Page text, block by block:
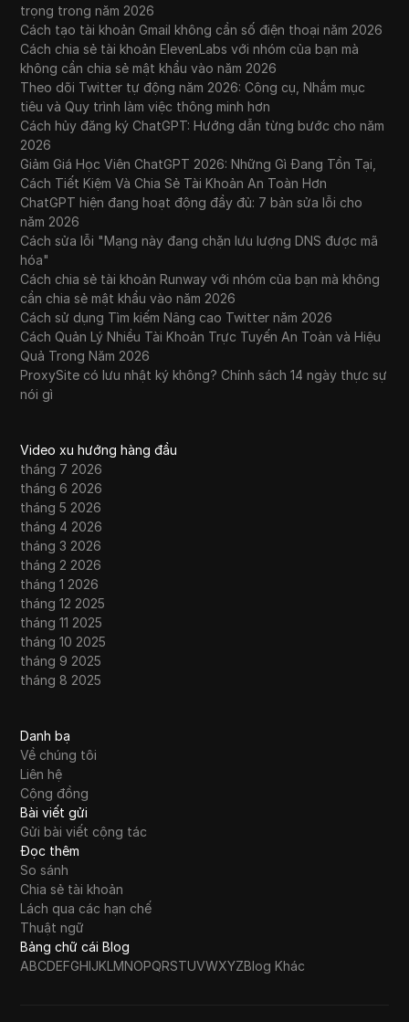
trọng trong năm 2026
Cách tạo tài khoản Gmail không cần số điện thoại năm 2026
Cách chia sẻ tài khoản ElevenLabs với nhóm của bạn mà
không cần chia sẻ mật khẩu vào năm 2026
Theo dõi Twitter tự động năm 2026: Công cụ, Nhắm mục
tiêu và Quy trình làm việc thông minh hơn
Cách hủy đăng ký ChatGPT: Hướng dẫn từng bước cho năm
2026
Giảm Giá Học Viên ChatGPT 2026: Những Gì Đang Tồn Tại,
Cách Tiết Kiệm Và Chia Sẻ Tài Khoản An Toàn Hơn
ChatGPT hiện đang hoạt động đầy đủ: 7 bản sửa lỗi cho
năm 2026
Cách sửa lỗi "Mạng này đang chặn lưu lượng DNS được mã
hóa"
Cách chia sẻ tài khoản Runway với nhóm của bạn mà không
cần chia sẻ mật khẩu vào năm 2026
Cách sử dụng Tìm kiếm Nâng cao Twitter năm 2026
Cách Quản Lý Nhiều Tài Khoản Trực Tuyến An Toàn và Hiệu
Quả Trong Năm 2026
ProxySite có lưu nhật ký không? Chính sách 14 ngày thực sự
nói gì
Video xu hướng hàng đầu
tháng 7 2026
tháng 6 2026
tháng 5 2026
tháng 4 2026
tháng 3 2026
tháng 2 2026
tháng 1 2026
tháng 12 2025
tháng 11 2025
tháng 10 2025
tháng 9 2025
tháng 8 2025
Danh bạ
Về chúng tôi
Liên hệ
Cộng đồng
Bài viết gửi
Gửi bài viết cộng tác
Đọc thêm
So sánh
Chia sẻ tài khoản
Lách qua các hạn chế
Thuật ngữ
Bảng chữ cái Blog
ABCDEFGHIJKLMNOPQRSTUVWXYZBlog Khác